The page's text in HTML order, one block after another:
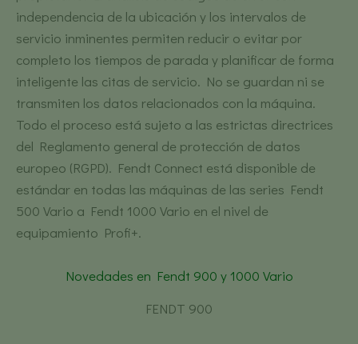
independencia de la ubicación y los intervalos de
servicio inminentes permiten reducir o evitar por
completo los tiempos de parada y planificar de forma
inteligente las citas de servicio. No se guardan ni se
transmiten los datos relacionados con la máquina.
Todo el proceso está sujeto a las estrictas directrices
del Reglamento general de protección de datos
europeo (RGPD). Fendt Connect está disponible de
estándar en todas las máquinas de las series Fendt
500 Vario a Fendt 1000 Vario en el nivel de
equipamiento Profi+.
Novedades en Fendt 900 y 1000 Vario
FENDT 900